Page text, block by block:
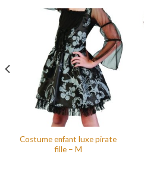
Costume enfant luxe pirate
fille – M